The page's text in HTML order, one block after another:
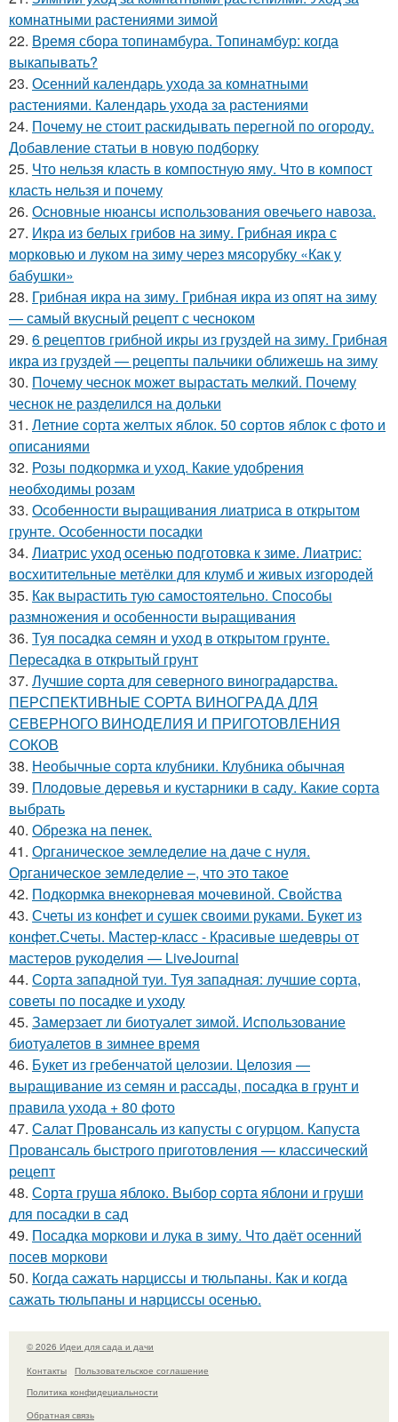
комнатными растениями зимой
22. Время сбора топинамбура. Топинамбур: когда
выкапывать?
23. Осенний календарь ухода за комнатными
растениями. Календарь ухода за растениями
24. Почему не стоит раскидывать перегной по огороду.
Добавление статьи в новую подборку
25. Что нельзя класть в компостную яму. Что в компост
класть нельзя и почему
26. Основные нюансы использования овечьего навоза.
27. Икра из белых грибов на зиму. Грибная икра с
морковью и луком на зиму через мясорубку «Как у
бабушки»
28. Грибная икра на зиму. Грибная икра из опят на зиму
— самый вкусный рецепт с чесноком
29. 6 рецептов грибной икры из груздей на зиму. Грибная
икра из груздей — рецепты пальчики оближешь на зиму
30. Почему чеснок может вырастать мелкий. Почему
чеснок не разделился на дольки
31. Летние сорта желтых яблок. 50 сортов яблок с фото и
описаниями
32. Розы подкормка и уход. Какие удобрения
необходимы розам
33. Особенности выращивания лиатриса в открытом
грунте. Особенности посадки
34. Лиатрис уход осенью подготовка к зиме. Лиатрис:
восхитительные метёлки для клумб и живых изгородей
35. Как вырастить тую самостоятельно. Способы
размножения и особенности выращивания
36. Туя посадка семян и уход в открытом грунте.
Пересадка в открытый грунт
37. Лучшие сорта для северного виноградарства.
ПЕРСПЕКТИВНЫЕ СОРТА ВИНОГРАДА ДЛЯ
CЕВЕРНОГО ВИНОДЕЛИЯ И ПРИГОТОВЛЕНИЯ
СОКОВ
38. Необычные сорта клубники. Клубника обычная
39. Плодовые деревья и кустарники в саду. Какие сорта
выбрать
40. Обрезка на пенек.
41. Органическое земледелие на даче с нуля.
Органическое земледелие –, что это такое
42. Подкормка внекорневая мочевиной. Свойства
43. Счеты из конфет и сушек своими руками. Букет из
конфет.Счеты. Мастер-класс - Красивые шедевры от
мастеров рукоделия — LiveJournal
44. Сорта западной туи. Туя западная: лучшие сорта,
советы по посадке и уходу
45. Замерзает ли биотуалет зимой. Использование
биотуалетов в зимнее время
46. Букет из гребенчатой целозии. Целозия —
выращивание из семян и рассады, посадка в грунт и
правила ухода + 80 фото
47. Салат Провансаль из капусты с огурцом. Капуста
Провансаль быстрого приготовления — классический
рецепт
48. Сорта груша яблоко. Выбор сорта яблони и груши
для посадки в сад
49. Посадка моркови и лука в зиму. Что даёт осенний
посев моркови
50. Когда сажать нарциссы и тюльпаны. Как и когда
сажать тюльпаны и нарциссы осенью.
© 2026 Идеи для сада и дачи
Контакты
Пользовательское соглашение
Политика конфидециальности
Обратная связь